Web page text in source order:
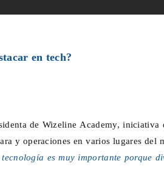
en tech?
de Wizeline Academy, iniciativa
y operaciones en varios lugares del
es muy importante porque
El